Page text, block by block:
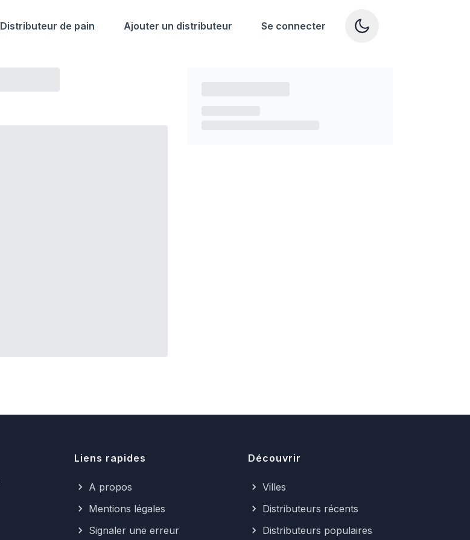
Distributeur de pain Ajouter un distributeur Se connecter
Liens rapides
A propos
Mentions légales
Signaler une erreur
Découvrir
Villes
Distributeurs récents
Distributeurs populaires